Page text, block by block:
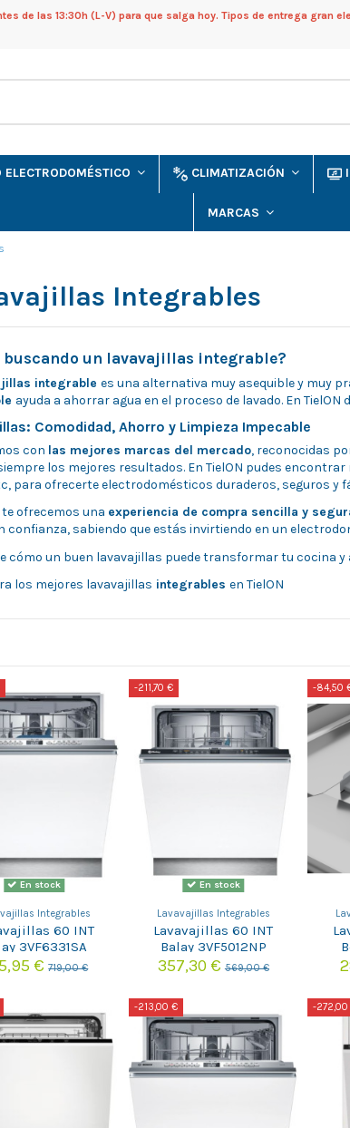
de las 13:30h (L-V) para que salga hoy. Tipos de entrega gran
ELECTRODOMÉSTICO CLIMATIZACIÓN
MARCAS
Integrables
buscando un lavavajillas integrable?
integrable es una alternativa muy asequible y muy
ayuda a ahorrar agua en el proceso de lavado. En
Comodidad, Ahorro y Limpieza Impecable
con las mejores marcas del mercado, reconocidas
los mejores resultados. En TielON pudes
para ofrecerte electrodomésticos duraderos, seguros y
te ofrecemos una experiencia de compra sencilla y
confianza, sabiendo que estás invirtiendo en un
cómo un buen lavavajillas puede transformar tu cocina
los mejores lavavajillas integrables en TielON
En stock
Integrables
60 INT
3VF6331SA
€719,00 €
-211,70 €
En stock
Lavavajillas Integrables
Lavavajillas 60 INT
Balay 3VF5012NP
357,30 € 569,00 €
-84,50
-213,00 € -